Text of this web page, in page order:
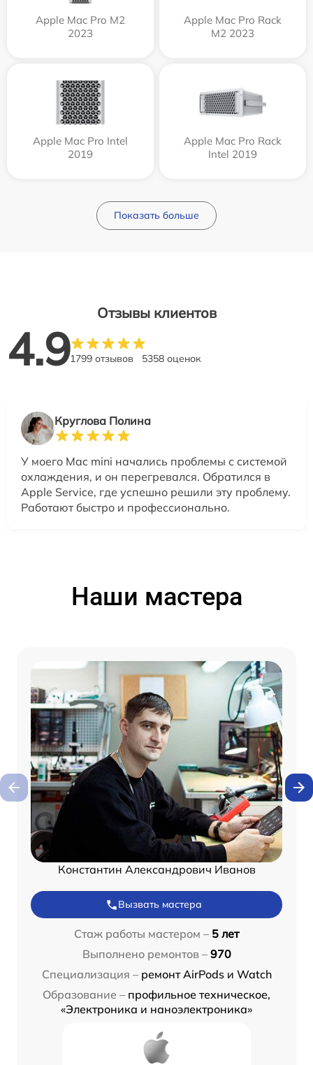
Apple Mac Pro M2
2023
Apple Mac Pro Rack
M2 2023
Apple Mac Pro Intel
2019
Apple Mac Pro Rack
Intel 2019
Показать больше
Отзывы клиентов
4.91799 отзывов 5358 оценок
Круглова Полина
У моего Mac mini начались проблемы с системой
охлаждения, и он перегревался. Обратился в
Apple Service, где успешно решили эту проблему.
Работают быстро и профессионально.
Наши мастера
Константин Александрович Иванов
Вызвать мастера
Стаж работы мастером – 5 лет
Выполнено ремонтов – 970
Специализация – ремонт AirPods и Watch
Образование – профильное техническое,
«Электроника и наноэлектроника»